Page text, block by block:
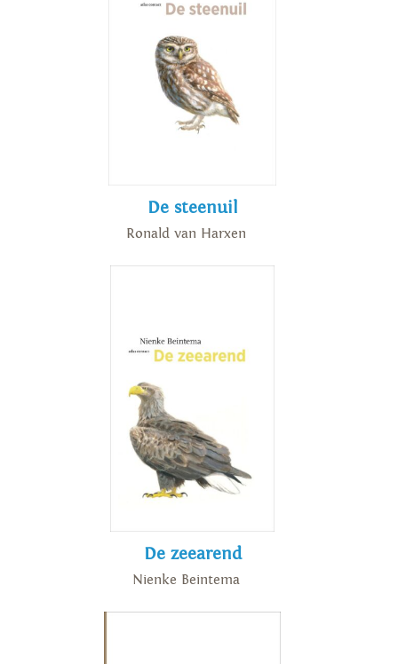
De steenuil
Ronald van Harxen
De zeearend
Nienke Beintema